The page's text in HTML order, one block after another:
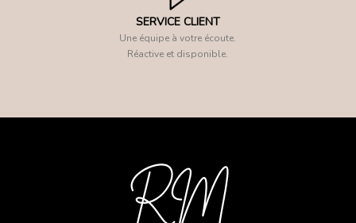
SERVICE CLIENT
Une équipe à votre écoute.
Réactive et disponible.